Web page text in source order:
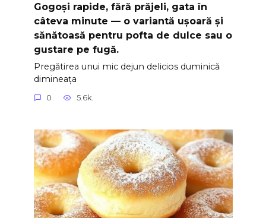
Gogoși rapide, fără prăjeli, gata în
câteva minute — o variantă ușoară și
sănătoasă pentru pofta de dulce sau o
gustare pe fugă.
Pregătirea unui mic dejun delicios duminică
dimineața
0 5.6k.